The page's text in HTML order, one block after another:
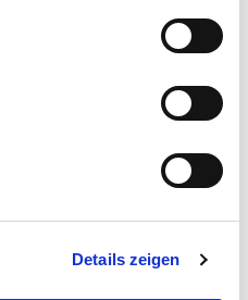
Details zeigen